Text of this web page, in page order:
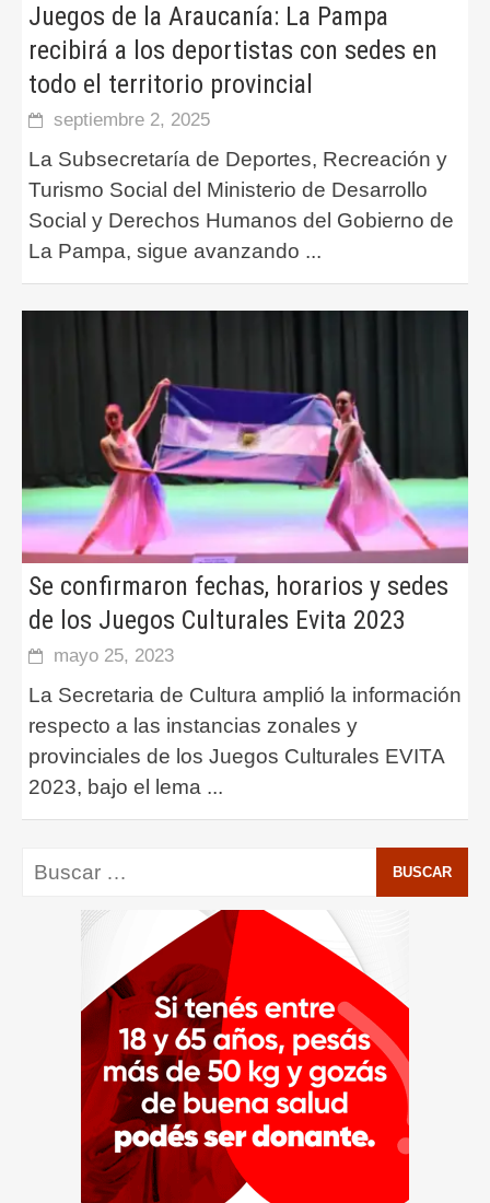
Juegos de la Araucanía: La Pampa
recibirá a los deportistas con sedes en
todo el territorio provincial
septiembre 2, 2025
La Subsecretaría de Deportes, Recreación y
Turismo Social del Ministerio de Desarrollo
Social y Derechos Humanos del Gobierno de
La Pampa, sigue avanzando ...
Se confirmaron fechas, horarios y sedes
de los Juegos Culturales Evita 2023
mayo 25, 2023
La Secretaria de Cultura amplió la información
respecto a las instancias zonales y
provinciales de los Juegos Culturales EVITA
2023, bajo el lema ...
Buscar: